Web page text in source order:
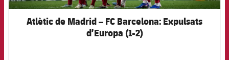
Atlètic de Madrid – FC Barcelona: Expulsats
d’Europa (1-2)